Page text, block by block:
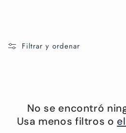
Filtrar y ordenar
No se encontró
Usa menos filtros o